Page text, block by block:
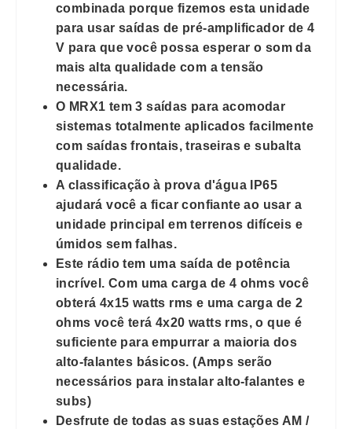
combinada porque fizemos esta unidade
para usar saídas de pré-amplificador de 4
V para que você possa esperar o som da
mais alta qualidade com a tensão
necessária.
O MRX1 tem 3 saídas para acomodar
sistemas totalmente aplicados facilmente
com saídas frontais, traseiras e subalta
qualidade.
A classificação à prova d'água IP65
ajudará você a ficar confiante ao usar a
unidade principal em terrenos difíceis e
úmidos sem falhas.
Este rádio tem uma saída de potência
incrível. Com uma carga de 4 ohms você
obterá 4x15 watts rms e uma carga de 2
ohms você terá 4x20 watts rms, o que é
suficiente para empurrar a maioria dos
alto-falantes básicos. (Amps serão
necessários para instalar alto-falantes e
subs)
Desfrute de todas as suas estações AM /